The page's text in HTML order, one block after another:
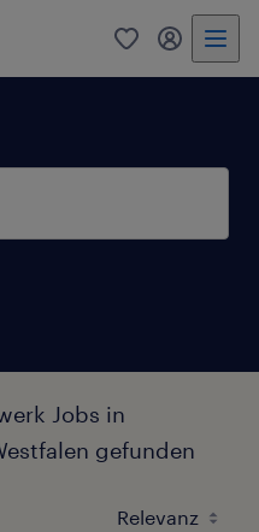
0 Mein
Jobs in
gefunden